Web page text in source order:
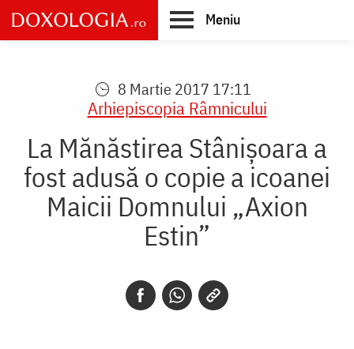
Skip
to
main
Meniu
8 Martie 2017 17:11
Arhiepiscopia Râmnicului
La Mănăstirea Stânișoara a
fost adusă o copie a icoanei
Maicii Domnului „Axion
Estin”